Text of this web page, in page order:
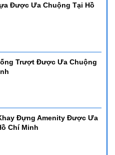
Được Ưa Chuộng Tại Hồ
Trượt Được Ưa Chuộng
Đựng Amenity Được Ưa
Chí Minh